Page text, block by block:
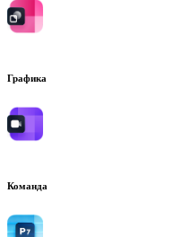
Графика
Команда